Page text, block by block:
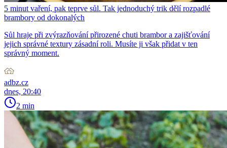
5 minut vaření, pak teprve sůl. Tak jednoduchý trik dělí rozpadlé
brambory od dokonalých
Sůl hraje při zvýrazňování přirozené chuti brambor a zajišťování
jejich správné textury zásadní roli. Musíte ji však přidat v ten
správný moment.
adbz.cz
dnes, 20:40
2 min